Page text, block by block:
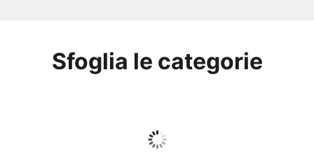
h
Sfoglia le categorie
Guarda tutto